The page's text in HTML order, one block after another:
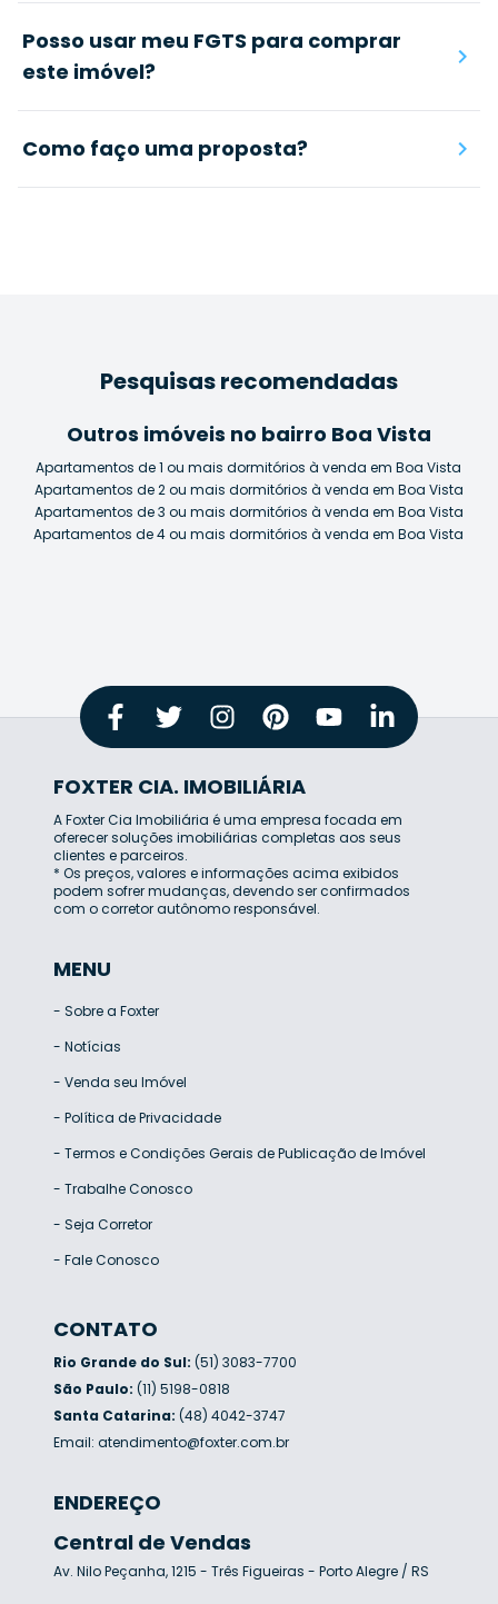
Posso usar meu FGTS para comprar
este imóvel?
Como faço uma proposta?
Pesquisas recomendadas
Outros imóveis no bairro Boa Vista
Apartamentos de 1 ou mais dormitórios à venda em Boa Vista
Apartamentos de 2 ou mais dormitórios à venda em Boa Vista
Apartamentos de 3 ou mais dormitórios à venda em Boa Vista
Apartamentos de 4 ou mais dormitórios à venda em Boa Vista
FOXTER CIA. IMOBILIÁRIA
A Foxter Cia Imobiliária é uma empresa focada em
oferecer soluções imobiliárias completas aos seus
clientes e parceiros.
* Os preços, valores e informações acima exibidos
podem sofrer mudanças, devendo ser confirmados
com o corretor autônomo responsável.
MENU
- Sobre a Foxter
- Notícias
- Venda seu Imóvel
- Política de Privacidade
- Termos e Condições Gerais de Publicação de Imóvel
- Trabalhe Conosco
- Seja Corretor
- Fale Conosco
CONTATO
Rio Grande do Sul: (51) 3083-7700
São Paulo: (11) 5198-0818
Santa Catarina: (48) 4042-3747
Email: atendimento@foxter.com.br
ENDEREÇO
Central de Vendas
Av. Nilo Peçanha, 1215 - Três Figueiras - Porto Alegre / RS